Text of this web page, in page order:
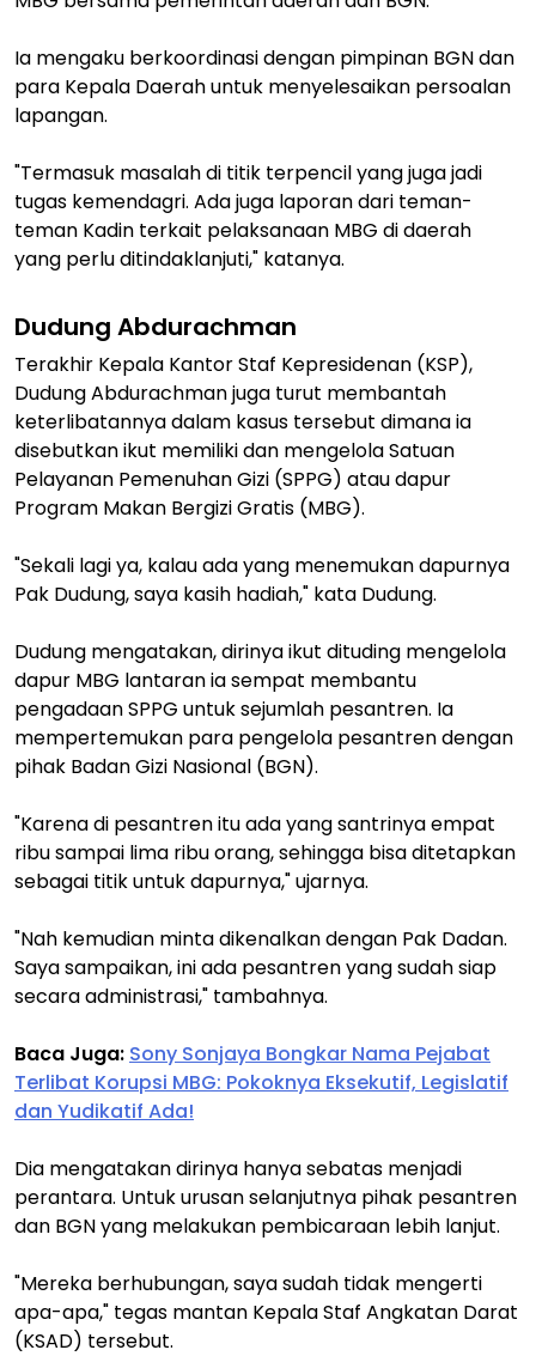
Ia mengaku berkoordinasi dengan pimpinan BGN dan
para Kepala Daerah untuk menyelesaikan persoalan
lapangan.
"Termasuk masalah di titik terpencil yang juga jadi
tugas kemendagri. Ada juga laporan dari teman-
teman Kadin terkait pelaksanaan MBG di daerah
yang perlu ditindaklanjuti," katanya.
Dudung Abdurachman
Terakhir Kepala Kantor Staf Kepresidenan (KSP),
Dudung Abdurachman juga turut membantah
keterlibatannya dalam kasus tersebut dimana ia
disebutkan ikut memiliki dan mengelola Satuan
Pelayanan Pemenuhan Gizi (SPPG) atau dapur
Program Makan Bergizi Gratis (MBG).
"Sekali lagi ya, kalau ada yang menemukan dapurnya
Pak Dudung, saya kasih hadiah," kata Dudung.
Dudung mengatakan, dirinya ikut dituding mengelola
dapur MBG lantaran ia sempat membantu
pengadaan SPPG untuk sejumlah pesantren. Ia
mempertemukan para pengelola pesantren dengan
pihak Badan Gizi Nasional (BGN).
"Karena di pesantren itu ada yang santrinya empat
ribu sampai lima ribu orang, sehingga bisa ditetapkan
sebagai titik untuk dapurnya," ujarnya.
"Nah kemudian minta dikenalkan dengan Pak Dadan.
Saya sampaikan, ini ada pesantren yang sudah siap
secara administrasi," tambahnya.
Baca Juga: Sony Sonjaya Bongkar Nama Pejabat
Terlibat Korupsi MBG: Pokoknya Eksekutif, Legislatif
dan Yudikatif Ada!
Dia mengatakan dirinya hanya sebatas menjadi
perantara. Untuk urusan selanjutnya pihak pesantren
dan BGN yang melakukan pembicaraan lebih lanjut.
"Mereka berhubungan, saya sudah tidak mengerti
apa-apa," tegas mantan Kepala Staf Angkatan Darat
(KSAD) tersebut.